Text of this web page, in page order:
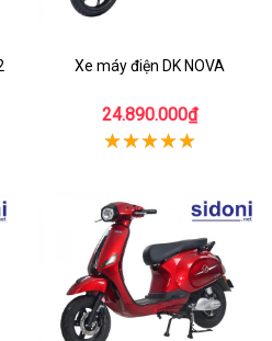
Xe máy điện DK NOVA
24.890.000₫